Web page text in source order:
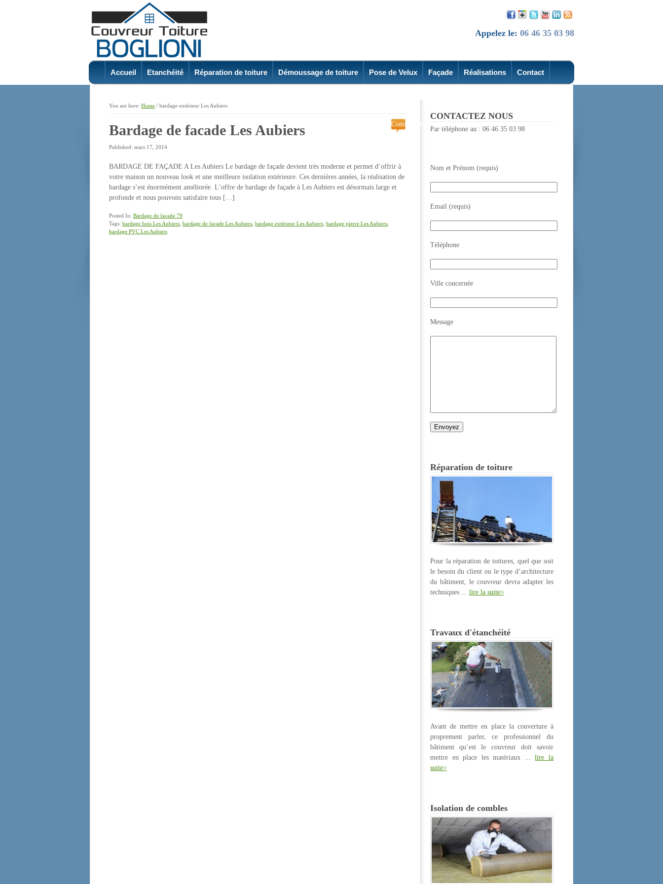
Appelez le: 06 46 35 03 98
Accueil Etanchéité Réparation de toiture Démoussage de toiture Pose de Velux Façade Réalisations Contact
You are here: Home / bardage extérieur Les Aubiers
Bardage de facade Les Aubiers
Commentaires
fermés
de
facade
Les
Published: mars 17, 2014
BARDAGE DE FAÇADE A Les Aubiers Le bardage de façade devient très moderne et permet d’offrir à
votre maison un nouveau look et une meilleure isolation extérieure. Ces dernières années, la réalisation de
bardage s’est énormément améliorée. L’offre de bardage de façade à Les Aubiers est désormais large et
profonde et nous pouvons satisfaire tous […]
Posted In: Bardage de façade 79
Tags: bardage bois Les Aubiers bardage de façade Les Aubiers bardage extérieur Les Aubiers bardage pierre Les Aubiers
bardage PVC Les Aubiers
CONTACTEZ NOUS
Par téléphone au : 06 46 35 03 98
Nom et Prénom (requis)
Email (requis)
Téléphone
Ville concernée
Message
Réparation de toiture
Pour la réparation de toitures, quel que soit
le besoin du client ou le type d’architecture
du bâtiment, le couvreur devra adapter les
techniques ... lire la suite>
Travaux d'étanchéité
Avant de mettre en place la couverture à
proprement parler, ce professionnel du
bâtiment qu’est le couvreur doit savoir
mettre en place les matériaux ...lire la
suite>
Isolation de combles